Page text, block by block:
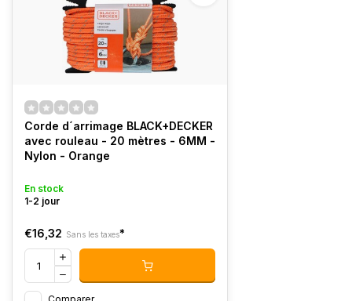
Corde d´arrimage BLACK+DECKER
avec rouleau - 20 mètres - 6MM -
Nylon - Orange
En stock
1-2 jour
€16,32 Sans les taxes*